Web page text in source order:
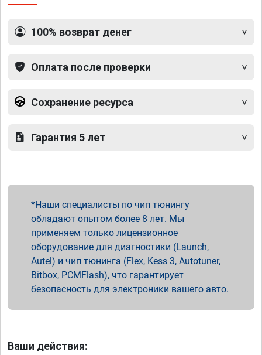
100% возврат денег
Оплата после проверки
Сохранение ресурса
Гарантия 5 лет
Наши специалисты по чип тюнингу
обладают опытом более 8 лет. Мы
применяем только лицензионное
оборудование для диагностики (Launch,
Autel) и чип тюнинга (Flex, Kess 3, Autotuner,
Bitbox, PCMFlash), что гарантирует
безопасность для электроники вашего авто.
Ваши действия: